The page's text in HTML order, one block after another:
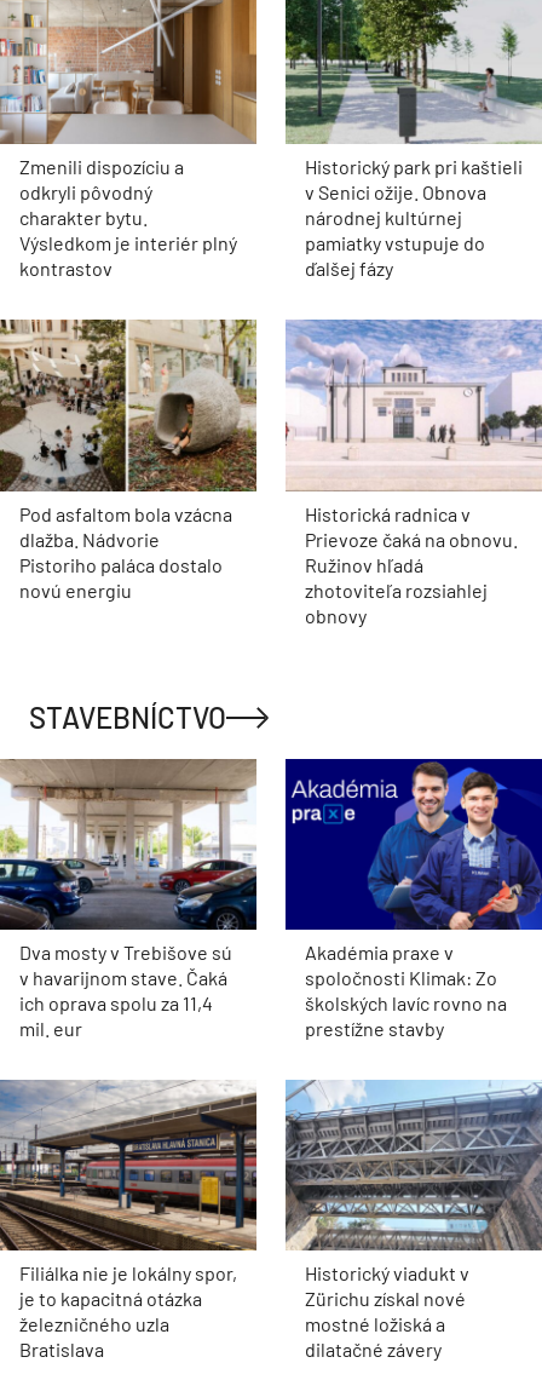
Zmenili dispozíciu a
odkryli pôvodný
charakter bytu.
Výsledkom je interiér plný
kontrastov
Historický park pri kaštieli
v Senici ožije. Obnova
národnej kultúrnej
pamiatky vstupuje do
ďalšej fázy
Pod asfaltom bola vzácna
dlažba. Nádvorie
Pistoriho paláca dostalo
novú energiu
Historická radnica v
Prievoze čaká na obnovu.
Ružinov hľadá
zhotoviteľa rozsiahlej
obnovy
STAVEBNÍCTVO
Dva mosty v Trebišove sú
v havarijnom stave. Čaká
ich oprava spolu za 11,4
mil. eur
Akadémia praxe v
spoločnosti Klimak: Zo
školských lavíc rovno na
prestížne stavby
Filiálka nie je lokálny spor,
je to kapacitná otázka
železničného uzla
Bratislava
Historický viadukt v
Zürichu získal nové
mostné ložiská a
dilatačné závery